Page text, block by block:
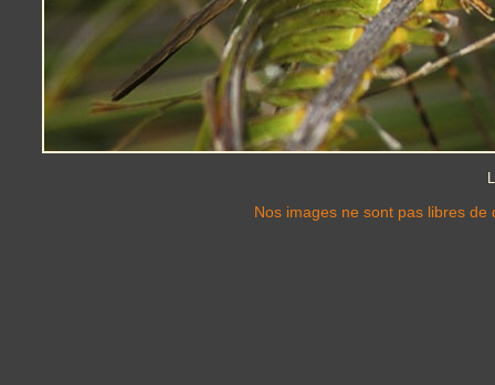
Nos images ne sont pas libres